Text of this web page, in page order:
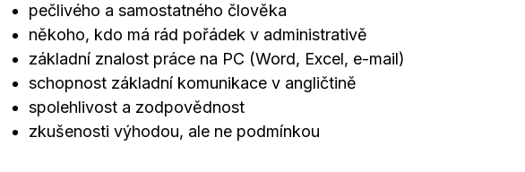
pečlivého a samostatného člověka
někoho, kdo má rád pořádek v administrativě
základní znalost práce na PC (Word, Excel, e-mail)
schopnost základní komunikace v angličtině
spolehlivost a zodpovědnost
zkušenosti výhodou, ale ne podmínkou